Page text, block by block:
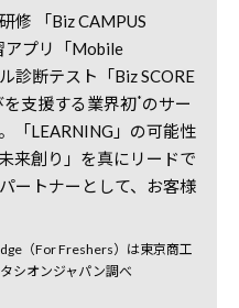
修 「Biz CAMPUS
アプリ「Mobile
診断テスト「Biz SCORE
支援する業界初*のサー
「LEARNING」の可能性
来創り」を真にリードで
ートナーとして、お客様
（For Freshers）は東京商工
シオンジャパン調べ